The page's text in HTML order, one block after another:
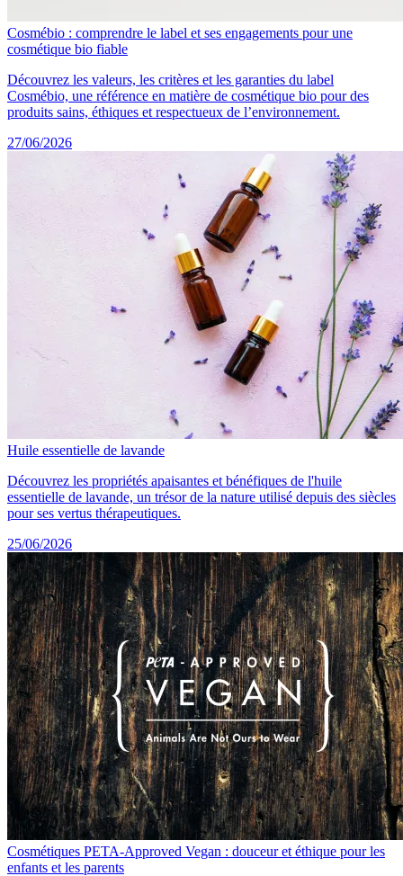
Cosmébio : comprendre le label et ses engagements pour une
cosmétique bio fiable
Découvrez les valeurs, les critères et les garanties du label
Cosmébio, une référence en matière de cosmétique bio pour des
produits sains, éthiques et respectueux de l’environnement.
27/06/2026
Huile essentielle de lavande
Découvrez les propriétés apaisantes et bénéfiques de l'huile
essentielle de lavande, un trésor de la nature utilisé depuis des siècles
pour ses vertus thérapeutiques.
25/06/2026
Cosmétiques PETA-Approved Vegan : douceur et éthique pour les
enfants et les parents